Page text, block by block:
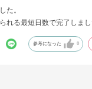
た。
れる最短日数で完了しまし
参考になった 0